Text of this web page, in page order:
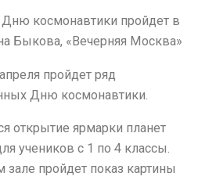
пройдет ряд
Дню космонавтики.
открытие ярмарки планет
учеников с 1 по 4 классы.
зале пройдет показ картины